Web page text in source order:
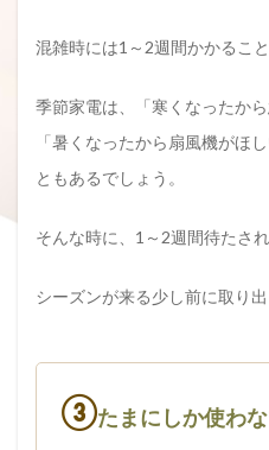
混雑時には1～2週間かかること
季節家電は、「寒くなったか
「暑くなったから扇風機がほ
ともあるでしょう。
そんな時に、1～2週間待たさ
シーズンが来る少し前に取り
③たまにしか使わ